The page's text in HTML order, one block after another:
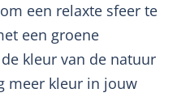
een relaxte sfeer te
een groene
kleur van de natuur
meer kleur in jouw